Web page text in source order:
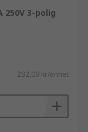
3-polig
292,09 kr/enhet